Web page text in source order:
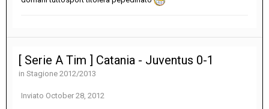
[ Serie A Tim ] Catania - Juventus 0-1
in Stagione 2012/2013
Inviato October 28, 2012